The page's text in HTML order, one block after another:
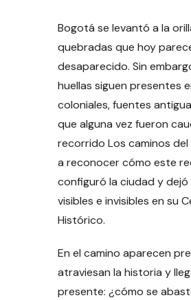
Bogotá se levantó a la
quebradas que hoy
desaparecido. Sin
huellas siguen presentes
coloniales, fuentes
que alguna vez fueron
recorrido Los caminos del
a reconocer cómo este
configuró la ciudad y dejó
visibles e invisibles en su
Histórico.
En el camino aparecen
atraviesan la historia y
presente: ¿cómo se